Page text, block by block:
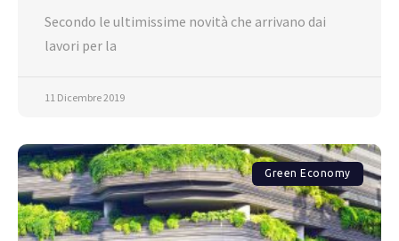
Secondo le ultimissime novità che arrivano dai
lavori per la
11 Dicembre 2019
Green Economy